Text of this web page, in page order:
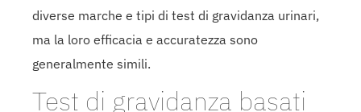
diverse marche e tipi di test di gravidanza urinari,
ma la loro efficacia e accuratezza sono
generalmente simili.
Test di gravidanza basati